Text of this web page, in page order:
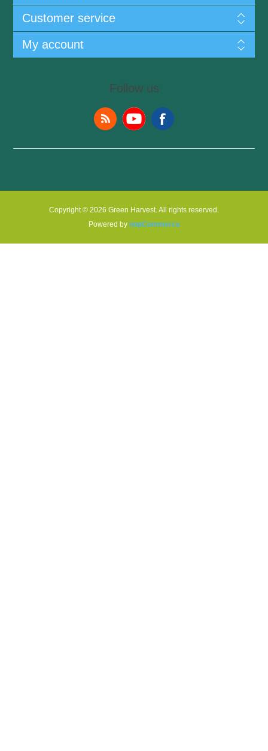
Customer service
My account
Follow us
Copyright © 2026 Green Harvest. All rights reserved.
Powered by nopCommerce